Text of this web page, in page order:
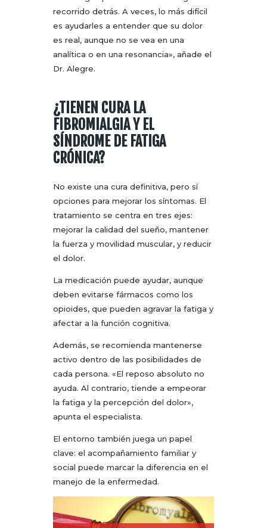
recorrido detrás. A veces, lo más difícil
es ayudarles a entender que su dolor
es real, aunque no se vea en una
analítica o en una resonancia», añade el
Dr. Alegre.
¿TIENEN CURA LA
FIBROMIALGIA Y EL
SÍNDROME DE FATIGA
CRÓNICA?
No existe una cura definitiva, pero sí
opciones para mejorar los síntomas. El
tratamiento se centra en tres ejes:
mejorar la calidad del sueño, mantener
la fuerza y movilidad muscular, y reducir
el dolor.
La medicación puede ayudar, aunque
deben evitarse fármacos como los
opioides, que pueden agravar la fatiga y
afectar a la función cognitiva.
Además, se recomienda mantenerse
activo dentro de las posibilidades de
cada persona. «El reposo absoluto no
ayuda. Al contrario, tiende a empeorar
la fatiga y la percepción del dolor»,
apunta el especialista.
El entorno también juega un papel
clave: el acompañamiento familiar y
social puede marcar la diferencia en el
manejo de la enfermedad.